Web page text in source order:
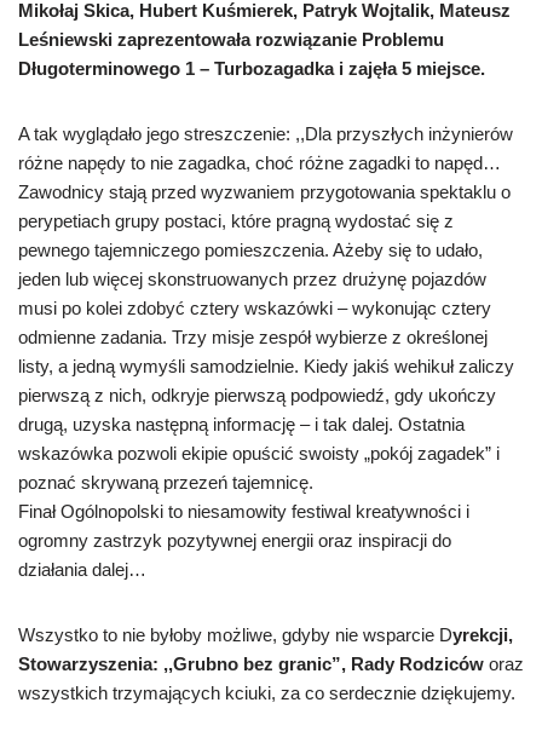
Mikołaj Skica, Hubert Kuśmierek, Patryk Wojtalik, Mateusz
Leśniewski zaprezentowała rozwiązanie Problemu
Długoterminowego 1 – Turbozagadka i zajęła 5 miejsce.
A tak wyglądało jego streszczenie: ,,Dla przyszłych inżynierów
różne napędy to nie zagadka, choć różne zagadki to napęd…
Zawodnicy stają przed wyzwaniem przygotowania spektaklu o
perypetiach grupy postaci, które pragną wydostać się z
pewnego tajemniczego pomieszczenia. Ażeby się to udało,
jeden lub więcej skonstruowanych przez drużynę pojazdów
musi po kolei zdobyć cztery wskazówki – wykonując cztery
odmienne zadania. Trzy misje zespół wybierze z określonej
listy, a jedną wymyśli samodzielnie. Kiedy jakiś wehikuł zaliczy
pierwszą z nich, odkryje pierwszą podpowiedź, gdy ukończy
drugą, uzyska następną informację – i tak dalej. Ostatnia
wskazówka pozwoli ekipie opuścić swoisty „pokój zagadek” i
poznać skrywaną przezeń tajemnicę.
Finał Ogólnopolski to niesamowity festiwal kreatywności i
ogromny zastrzyk pozytywnej energii oraz inspiracji do
działania dalej…
Wszystko to nie byłoby możliwe, gdyby nie wsparcie Dyrekcji,
Stowarzyszenia: ,,Grubno bez granic”, Rady Rodziców oraz
wszystkich trzymających kciuki, za co serdecznie dziękujemy.